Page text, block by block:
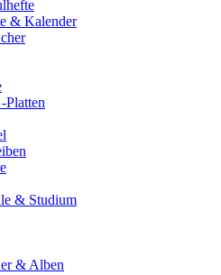
& Kalender
Platten
& Studium
& Alben